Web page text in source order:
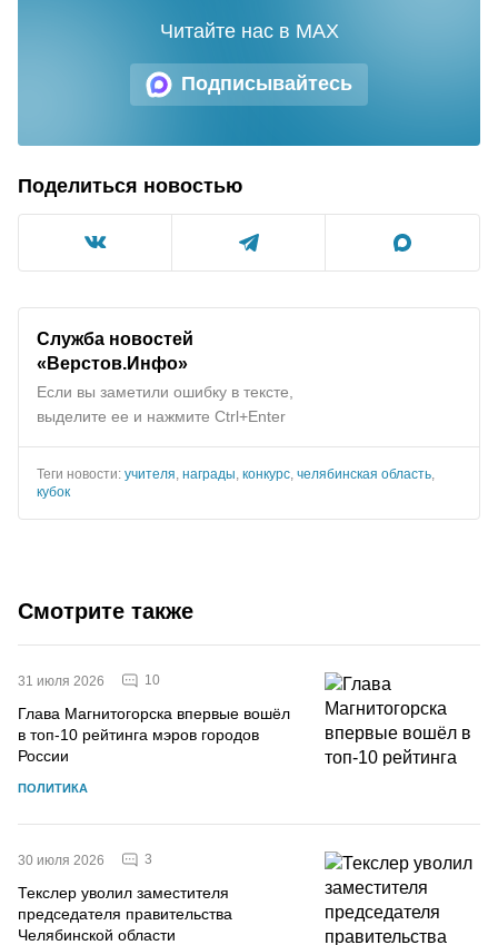
Подписывайтесь
Читайте нас в MAX
Поделиться новостью
Служба новостей
«Верстов.Инфо»
Если вы заметили ошибку в тексте,
выделите ее и нажмите Ctrl+Enter
Теги новости: учителя награды конкурс челябинская область
кубок
Смотрите также
31 июля 2026 10
Глава Магнитогорска впервые вошёл
в топ-10 рейтинга мэров городов
России
ПОЛИТИКА
30 июля 2026 3
Текслер уволил заместителя
председателя правительства
Челябинской области